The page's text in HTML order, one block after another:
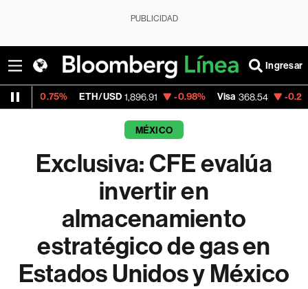
PUBLICIDAD
Ingresar
ETH/USD 1,896.91 -0.98% Visa 368.54 -0.28%
MÉXICO
Exclusiva: CFE evalúa
invertir en
almacenamiento
estratégico de gas en
Estados Unidos y México